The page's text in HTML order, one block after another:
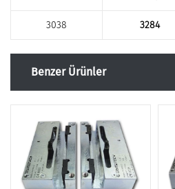
3038 3284
Benzer Ürünler